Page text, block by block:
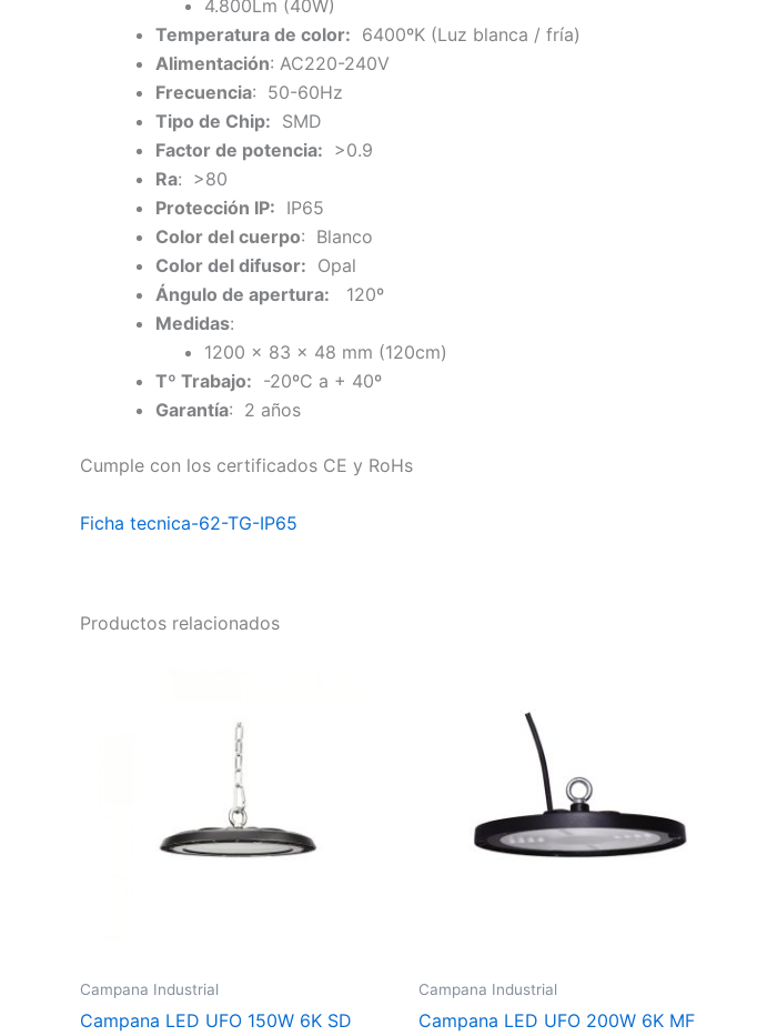
4.800Lm (40W)
Temperatura de color: 6400ºK (Luz blanca / fría)
Alimentación: AC220-240V
Frecuencia: 50-60Hz
Tipo de Chip: SMD
Factor de potencia: >0.9
Ra: >80
Protección IP: IP65
Color del cuerpo: Blanco
Color del difusor: Opal
Ángulo de apertura: 120º
Medidas:
1200 x 83 x 48 mm (120cm)
Tº Trabajo: -20ºC a + 40º
Garantía: 2 años
Cumple con los certificados CE y RoHs
Ficha tecnica-62-TG-IP65
Productos relacionados
Campana Industrial
Campana LED UFO 150W 6K SD
Campana Industrial
Campana LED UFO 200W 6K MF